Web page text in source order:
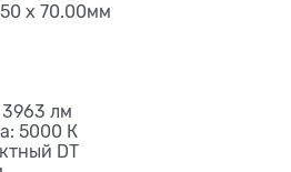
x 70.00мм
лм
5000 К
DT